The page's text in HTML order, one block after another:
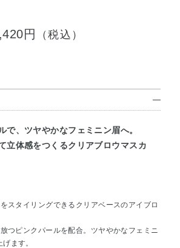
円 （税込）
で、ツヤやかなフェミニン眉へ。
立体感をつくるクリアブロウマスカ
スタイリングできるクリアベースのアイブロ
つピンクパールを配合。ツヤやかなフェミニ
ます。